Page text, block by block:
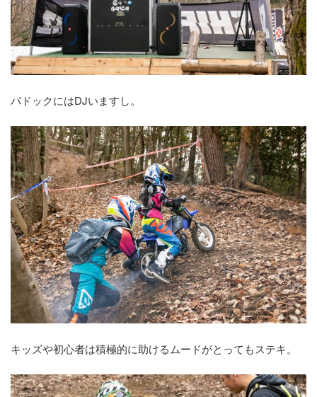
パドックにはDJいますし。
キッズや初心者は積極的に助けるムードがとってもステキ。